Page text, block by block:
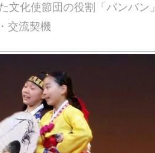
文化使節団の役割「バンバン」
交流契機